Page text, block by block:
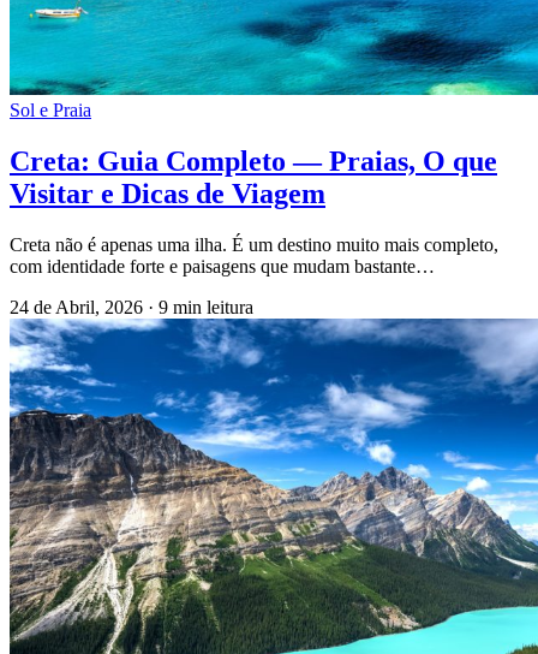
Sol e Praia
Creta: Guia Completo — Praias, O que
Visitar e Dicas de Viagem
Creta não é apenas uma ilha. É um destino muito mais completo,
com identidade forte e paisagens que mudam bastante…
24 de Abril, 2026 · 9 min leitura